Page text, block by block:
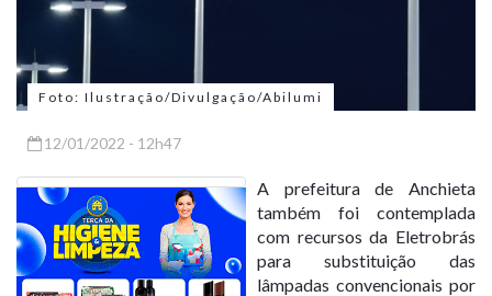
Foto: Ilustração/Divulgação/Abilumi
12/01/2022 - 12h47
A prefeitura de Anchieta
também foi contemplada
com recursos da Eletrobrás
para substituição das
lâmpadas convencionais por